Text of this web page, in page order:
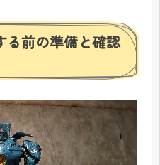
る前の準備と確認